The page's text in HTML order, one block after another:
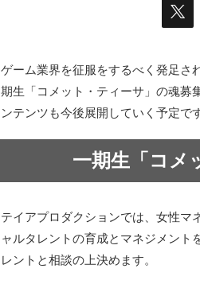
ゲーム業界を征服をするべく発足さ
期生「コメット・ティーサ」の魂募
ンテンツも今後展開していく予定です
一期生「コメ
テイアプロダクションでは、女性マ
ャルタレントの育成とマネジメント
レントと相談の上決めます。